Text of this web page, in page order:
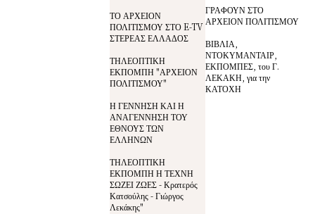
ΤΟ ΑΡΧΕΙΟΝ
ΠΟΛΙΤΙΣΜΟΥ ΣΤΟ E-TV
ΣΤΕΡΕΑΣ ΕΛΛΑΔΟΣ
ΤΗΛΕΟΠΤΙΚΗ
ΕΚΠΟΜΠΗ "ΑΡΧΕΙΟΝ
ΠΟΛΙΤΙΣΜΟΥ"
Η ΓΕΝΝΗΣΗ ΚΑΙ Η
ΑΝΑΓΕΝΝΗΣΗ ΤΟΥ
ΕΘΝΟΥΣ ΤΩΝ
ΕΛΛΗΝΩΝ
ΤΗΛΕΟΠΤΙΚΗ
ΕΚΠΟΜΠΗ Η ΤΕΧΝΗ
ΣΩΖΕΙ ΖΩΕΣ - Κρατερός
Κατσούλης - Γιώργος
Λεκάκης"
ΓΡΑΦΟΥΝ ΣΤΟ
ΑΡΧΕΙΟΝ ΠΟΛΙΤΙΣΜΟΥ
ΒΙΒΛΙΑ,
ΝΤΟΚΥΜΑΝΤΑΙΡ,
ΕΚΠΟΜΠΕΣ, του Γ.
ΛΕΚΑΚΗ, για την
ΚΑΤΟΧΗ